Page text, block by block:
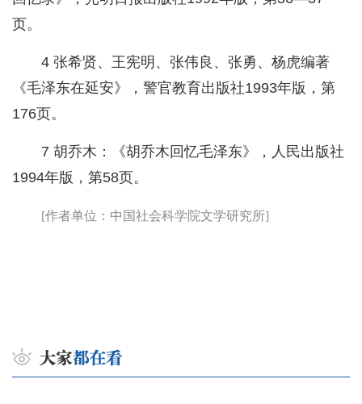
页。
4 张希贤、王宪明、张伟良、张勇、杨虎编著
《毛泽东在延安》，警官教育出版社1993年版，第
176页。
7 胡乔木：《胡乔木回忆毛泽东》，人民出版社
1994年版，第58页。
[作者单位：中国社会科学院文学研究所]